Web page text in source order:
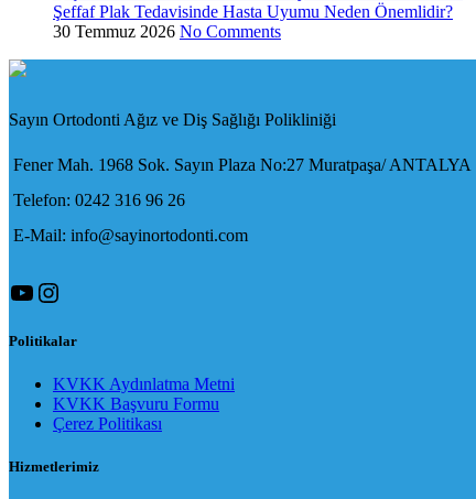
Şeffaf Plak Tedavisinde Hasta Uyumu Neden Önemlidir?
30 Temmuz 2026 No Comments
Sayın Ortodonti Ağız ve Diş Sağlığı Polikliniği
Fener Mah. 1968 Sok. Sayın Plaza No:27 Muratpaşa/ ANTALYA
Telefon: 0242 316 96 26
E-Mail: info@sayinortodonti.com
YouTube
Instagram
Politikalar
KVKK Aydınlatma Metni
KVKK Başvuru Formu
Çerez Politikası
Hizmetlerimiz